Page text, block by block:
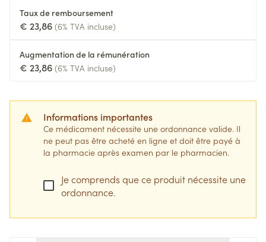
Taux de remboursement
€ 23,86 (6% TVA incluse)
Augmentation de la rémunération
€ 23,86 (6% TVA incluse)
Informations importantes
Ce médicament nécessite une ordonnance valide. Il
ne peut pas être acheté en ligne et doit être payé à
la pharmacie après examen par le pharmacien.
Je comprends que ce produit nécessite une
ordonnance.